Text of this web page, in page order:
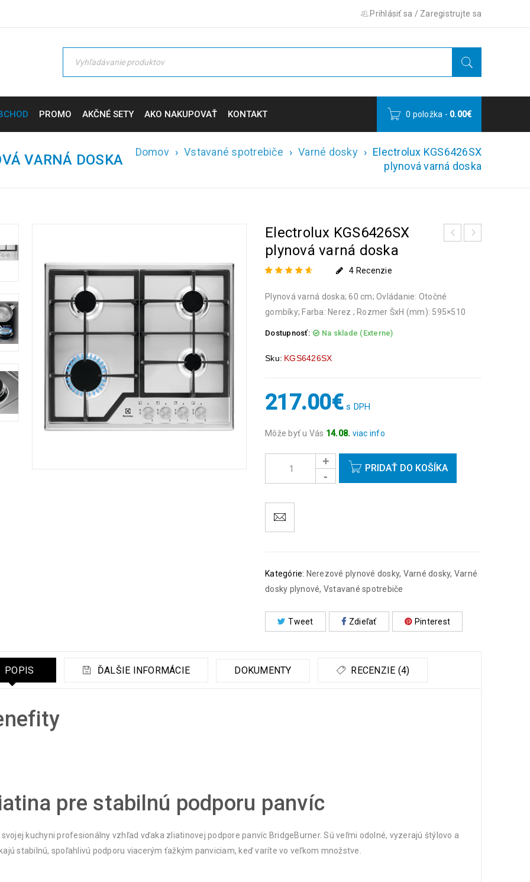
Prihlásiť sa / Zaregistrujte sa
PROMO AKČNÉ SETY AKO NAKUPOVAŤ KONTAKT 0 položka - 0.00€
VARNÁ DOSKA Domov › Vstavané spotrebiče › Varné dosky › Electrolux KGS6426SX
plynová varná doska
Electrolux KGS6426SX
plynová varná doska
z 5 na základe
recenzií
4 Recenzie
Plynová varná doska; 60 cm; Ovládanie: Otočné
gombíky; Farba: Nerez ; Rozmer ŠxH (mm): 595×510
Dostupnosť: Na sklade (Externe)
Sku: KGS6426SX
217.00€ s DPH
Môže byť u Vás 14.08. viac info
istý deň okrem víkendov a sviatkov.PRIDAŤ DO KOŠÍKA
Kategórie: Nerezové plynové dosky, Varné dosky, Varné
dosky plynové, Vstavané spotrebiče
Tweet Zdieľať Pinterest
POPIS ĎALŠIE INFORMÁCIE DOKUMENTY RECENZIE (4)
pre stabilnú podporu panvíc
svojej kuchyni profesionálny vzhľad vďaka zliatinovej podpore panvíc BridgeBurner. Sú veľmi odolné, vyzerajú štýlovo a
stabilnú, spoľahlivú podporu viacerým ťažkým panviciam, keď varíte vo veľkom množstve.